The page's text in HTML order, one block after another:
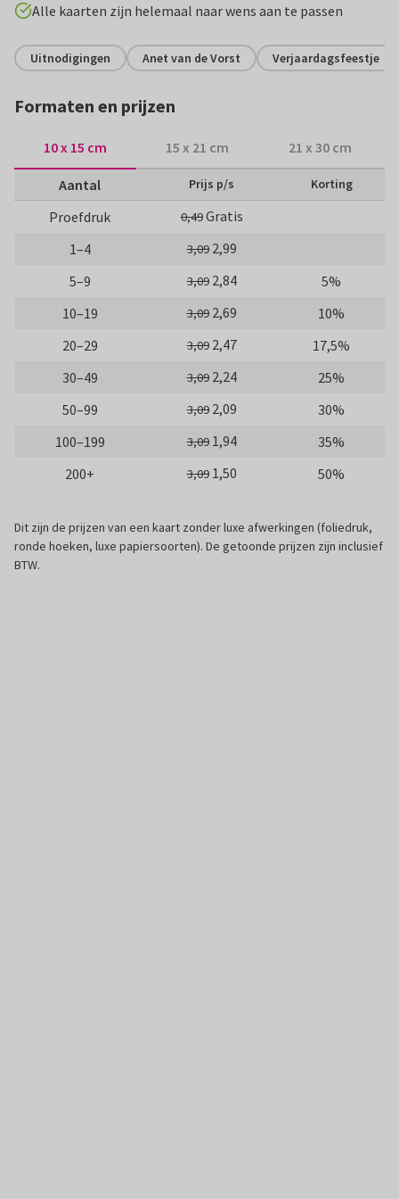
Alle kaarten zijn helemaal naar wens aan te passen
Uitnodigingen Anet van de Vorst Verjaardagsfeestje
Formaten en prijzen
10 x 15 cm 15 x 21 cm 21 x 30 cm
Aantal Prijs p/s Korting
Proefdruk 0,49Gratis
1–4
3,09 2,99
5–9
3,09 2,84
5%
10–19
3,09 2,69
10%
20–29
3,09 2,47
17,5%
30–49
3,09 2,24
25%
50–99
3,09 2,09
30%
100–199
3,09 1,94
35%
200+
3,09 1,50 50%
Dit zijn de prijzen van een kaart zonder luxe afwerkingen (foliedruk,
ronde hoeken, luxe papiersoorten). De getoonde prijzen zijn inclusief
BTW.